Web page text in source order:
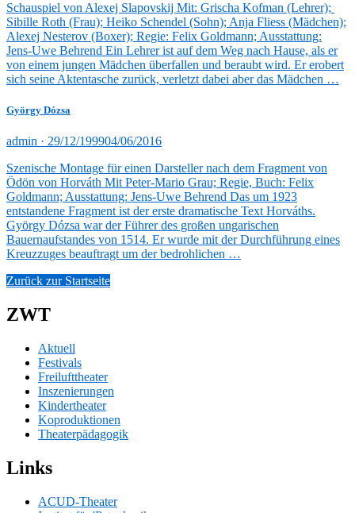
Schauspiel von Alexej Slapovskij Mit: Grischa Kofman (Lehrer);
Sibille Roth (Frau); Heiko Schendel (Sohn); Anja Fliess (Mädchen);
Alexej Nesterov (Boxer); Regie: Felix Goldmann; Ausstattung:
Jens-Uwe Behrend Ein Lehrer ist auf dem Weg nach Hause, als er
von einem jungen Mädchen überfallen und beraubt wird. Er erobert
sich seine Aktentasche zurück, verletzt dabei aber das Mädchen …
György Dózsa
admin · Veröffentlicht
29/12/199904/06/2016
Szenische Montage für einen Darsteller nach dem Fragment von
Ödön von Horváth Mit Peter-Mario Grau; Regie, Buch: Felix
Goldmann; Ausstattung: Jens-Uwe Behrend Das um 1923
entstandene Fragment ist der erste dramatische Text Horváths.
György Dózsa war der Führer des großen ungarischen
Bauernaufstandes von 1514. Er wurde mit der Durchführung eines
Kreuzzuges beauftragt um der bedrohlichen …
Zurück zur Startseite
ZWT
Aktuell
Festivals
Freilufttheater
Inszenierungen
Kindertheater
Koproduktionen
Theaterpädagogik
Links
ACUD-Theater